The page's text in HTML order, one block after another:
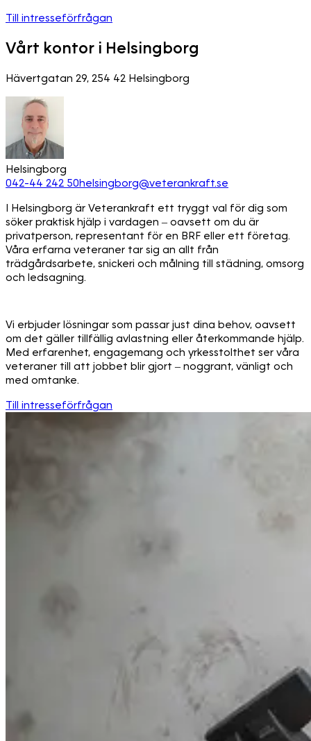
Till intresseförfrågan
Vårt kontor i Helsingborg
Hävertgatan 29, 254 42 Helsingborg
Helsingborg
042-44 242 50helsingborg@veterankraft.se
I Helsingborg är Veterankraft ett tryggt val för dig som
söker praktisk hjälp i vardagen – oavsett om du är
privatperson, representant för en BRF eller ett företag.
Våra erfarna veteraner tar sig an allt från
trädgårdsarbete, snickeri och målning till städning, omsorg
och ledsagning.
Vi erbjuder lösningar som passar just dina behov, oavsett
om det gäller tillfällig avlastning eller återkommande hjälp.
Med erfarenhet, engagemang och yrkesstolthet ser våra
veteraner till att jobbet blir gjort – noggrant, vänligt och
med omtanke.
Till intresseförfrågan